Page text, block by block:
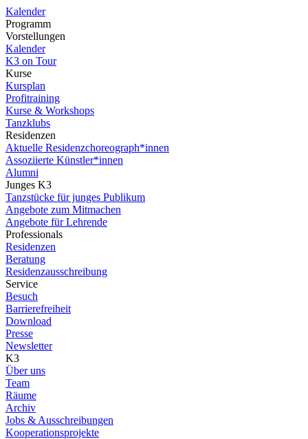
Kalender
Programm
Vorstellungen
Kalender
K3 on Tour
Kurse
Kursplan
Profitraining
Kurse & Workshops
Tanzklubs
Residenzen
Aktuelle Residenzchoreograph*innen
Assoziierte Künstler*innen
Alumni
Junges K3
Tanzstücke für junges Publikum
Angebote zum Mitmachen
Angebote für Lehrende
Professionals
Residenzen
Beratung
Residenzausschreibung
Service
Besuch
Barrierefreiheit
Download
Presse
Newsletter
K3
Über uns
Team
Räume
Archiv
Jobs & Ausschreibungen
Kooperationsprojekte